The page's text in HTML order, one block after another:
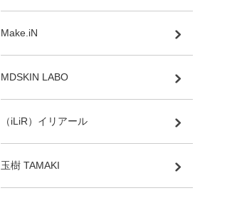
Make.iN
MDSKIN LABO
（iLiR）イリアール
玉樹 TAMAKI